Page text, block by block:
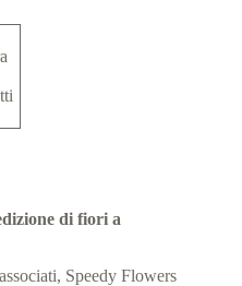
di fiori a
Speedy Flowers